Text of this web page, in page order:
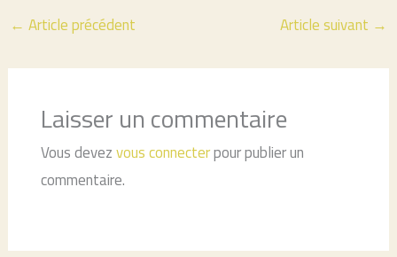
← Article précédent Article suivant →
Laisser un commentaire
Vous devezvous connecterpour publier un
commentaire.